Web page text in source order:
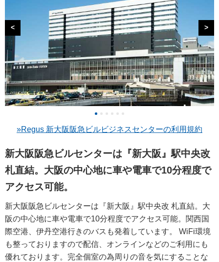
< >
»Regus 新大阪阪急ビルビジネスセンターの利用規約
新大阪阪急ビルセンターは『新大阪』駅中央改
札直結。大阪の中心地に車や電車で10分程度で
アクセス可能。
新大阪阪急ビルセンターは『新大阪』駅中央改 札直結。大
阪の中心地に車や電車で10分程度でアクセス可能。関西国
際空港、伊丹空港行きのバスも発着しています。 WiFi環境
も整っておりますので配信、オンラインなどのご利用にも
優れております。完全個室の為周りの音を気にすることな